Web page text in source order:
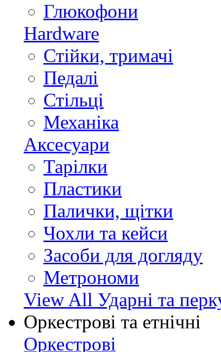
Глюкофони
Hardware
Стійки, тримачі
Педалі
Стільці
Механіка
Аксесуари
Тарілки
Пластики
Палички, щітки
Чохли та кейси
Засоби для догляду
Метрономи
View All Ударні та
Оркестрові та етнічні
Оркестрові